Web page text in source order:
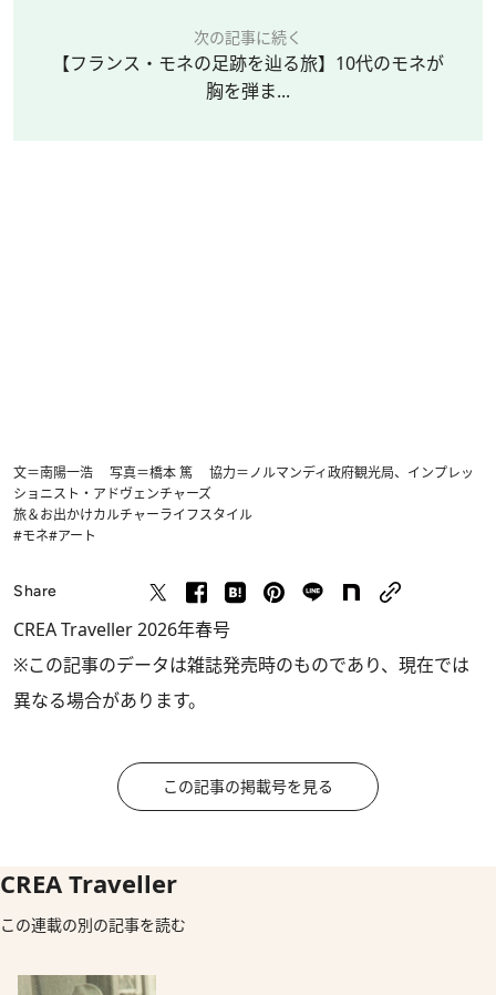
次の記事に続く
【フランス・モネの足跡を辿る旅】10代のモネが
胸を弾ま...
文＝南陽一浩 写真＝橋本 篤 協力＝ノルマンディ政府観光局、インプレッ
ショニスト・アドヴェンチャーズ
旅＆お出かけカルチャーライフスタイル
#モネ#アート
Share
CREA Traveller 2026年春号
※この記事のデータは雑誌発売時のものであり、現在では
異なる場合があります。
この記事の掲載号を見る
CREA Traveller
この連載の別の記事を読む